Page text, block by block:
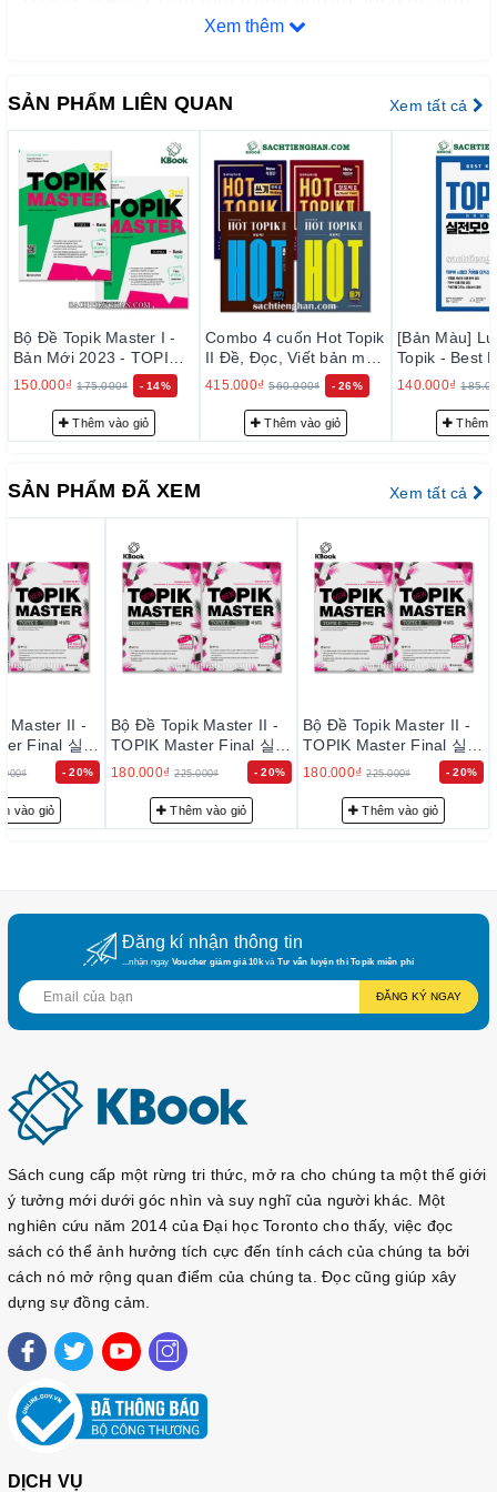
ứng tất cả các tiêu chí như vậy
2. Đầy đủ : gồm cả nghe, đọc và viết
3. Đúng dạng, đúng độ khó : đề thi soạn theo định
dạng mới nhất năm 2018, độ khó tương đương
với đề thi thật
4. Được phát hành bởi nhà xuất bản Darakwon
nổi tiếng : đồng xuất bản bộ sách "Ngữ pháp
Tiếng Hàn Thông Dụng Sơ Cấp, Trung Cấp" nổi
tiếng, đang làm mưa, làm gió trên thị trường sách
học Tiếng Hàn Việt Nam
II. CẤU TRÚC SÁCH
BộTOPIK MASTERgồm 2 cuốn : sách đề (420
trang) và sách giải (270 trang )
1. Sách đề : bao gồm 10 đề cấu trúc y hệt với đề
thi thật: 50 câu nghe, 50 câu đọc và 4 câu viết
2. Sách giải : có lời giải chi tiết:
- Đề nghe : có (nội dung bài nghe) bằng 2 thứ
tiếng Hàn và Anh --> Rất hiếm có sách nào lại cẩn
(biểu đồ) và câu 54 (viết luận)
- Đề đọc :có lời giải thích chi tiết bằng Tiếng Anh
III. CÁCH SỬ DỤNG SÁCH
1. Đối với các bạn mới ôn thi Topik II lấy level
3:KoreanViet - Sách Tiếng Hàn.com xin tư vấn
cho các bạn mới chuẩn bị thi Topik II như sau:
đầu đề Nghe và đọc đến câu 25 ~ 30, số đề tối
thiểu là 3~ 6 đề (nếu hơn càng tốt) ( Viết sẽ giải
thích riêng ở các sách dậy viết có trong shop )
Tại sao lại như vậy? Đây là kinh nghiệm thi đúc
rút ra từ thành viên của KoreanViet - Sách Tiếng
Hàn.com có topik 5, 6 (tự học)
Khi bạn chữa nhuần nhuyễn 3~6 đề, đến câu
25~30, khi đi thi thật bạn có khả năng làm đúng
Xem thêm
SẢN PHẨM LIÊN QUAN Xem tất cả
Bộ Đề Topik Master I -
Bản Mới 2023 - TOPIK
Master Final 실전 모의고
150.000₫ 175.000₫ - 14%
Thêm vào giỏ
Combo 4 cuốn Hot Topik
II Đề, Đọc, Viết bản mới
- 핫 토픽
415.000₫ 560.000₫ - 26%
Thêm vào giỏ
[Bản Màu]
Topik - Best
TOPIK 2 한국어능력시험
140.000₫
Thêm
SẢN PHẨM ĐÃ XEM Xem tất cả
- 20%
Master II -
Final 실전
vào giỏ
- 20%
Bộ Đề Topik Master II -
TOPIK Master Final 실전
모의고사 2
180.000₫ 225.000₫
Thêm vào giỏ
- 20%
Bộ Đề Topik Master II -
TOPIK Master Final 실전
모의고사 2
180.000₫ 225.000₫
Thêm vào giỏ
Đăng kí nhận thông tin
...nhận ngay Voucher giảm giá 10kvà Tư vấn luyện thi Topik miễn phí
ĐĂNG KÝ NGAY
Sách cung cấp một rừng tri thức, mở ra cho chúng ta một thế giới
ý tưởng mới dưới góc nhìn và suy nghĩ của người khác. Một
nghiên cứu năm 2014 của Đại học Toronto cho thấy, việc đọc
sách có thể ảnh hưởng tích cực đến tính cách của chúng ta bởi
cách nó mở rộng quan điểm của chúng ta. Đọc cũng giúp xây
dựng sự đồng cảm.
DỊCH VỤ